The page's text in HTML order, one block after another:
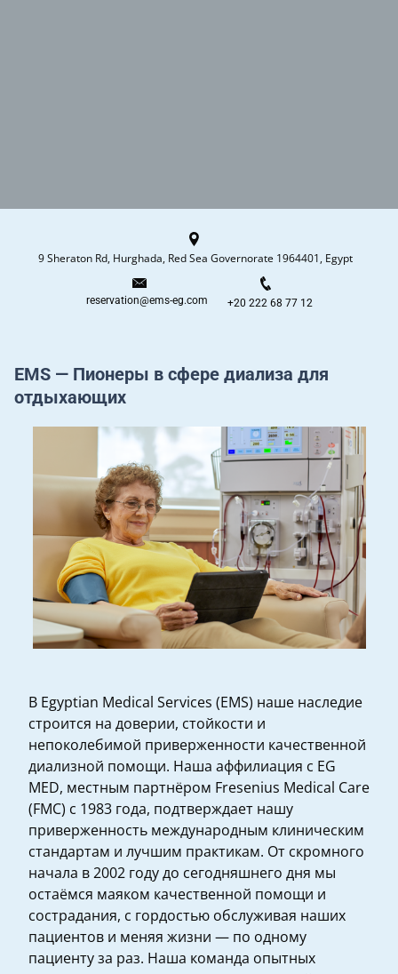
9 Sheraton Rd, Hurghada, Red Sea Governorate 1964401, Egypt
reservation@ems-eg.com +20 222 68 77 12
EMS — Пионеры в сфере диализа для
отдыхающих
В Egyptian Medical Services (EMS) наше наследие
строится на доверии, стойкости и
непоколебимой приверженности качественной
диализной помощи. Наша аффилиация с EG
MED, местным партнёром Fresenius Medical Care
(FMC) с 1983 года, подтверждает нашу
приверженность международным клиническим
стандартам и лучшим практикам. От скромного
начала в 2002 году до сегодняшнего дня мы
остаёмся маяком качественной помощи и
сострадания, с гордостью обслуживая наших
пациентов и меняя жизни — по одному
пациенту за раз. Наша команда опытных